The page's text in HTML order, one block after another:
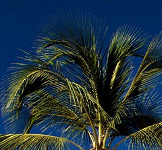
Elérhetőségek
Dr. Göllner
2081 Piliscsaba,
e-mail:
telefonszám: